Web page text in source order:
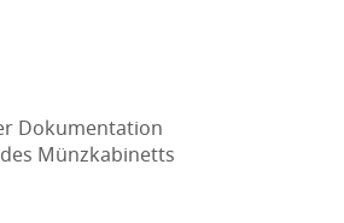
Dokumentation
Münzkabinetts